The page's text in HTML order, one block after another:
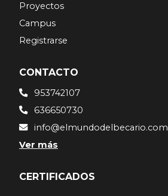
Proyectos
Campus
Registrarse
CONTACTO
953742107
636650730
info@elmundodelbecario.com
Ver más
CERTIFICADOS